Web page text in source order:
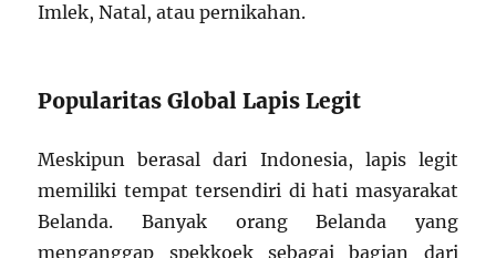
Imlek, Natal, atau pernikahan.
Popularitas Global Lapis Legit
Meskipun berasal dari Indonesia, lapis legit
memiliki tempat tersendiri di hati masyarakat
Belanda. Banyak orang Belanda yang
menganggap spekkoek sebagai bagian dari